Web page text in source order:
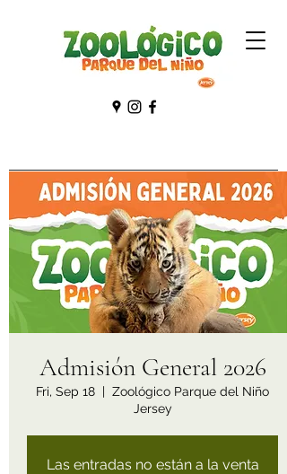
Admisión General 2026
Fri, Sep 18
  |
Zoológico Parque del Niño
Jersey
Las entradas no están a la venta